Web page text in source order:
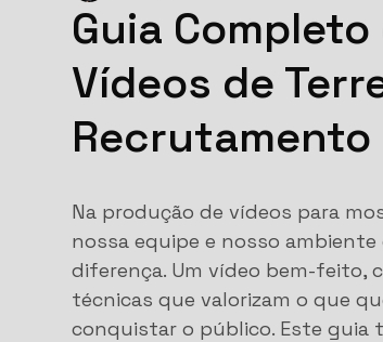
Guia
Vídeos de
Recrutamento
Na produção de vídeos para
nossa equipe e nosso
diferença. Um vídeo bem-feito,
técnicas que valorizam o que
conquistar o público. Este guia